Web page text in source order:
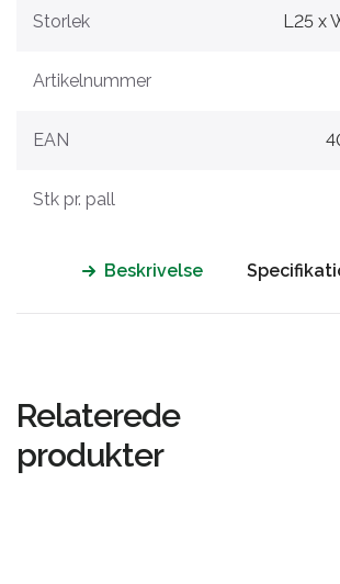
Storlek L25 x
Artikelnummer
EAN
Stk pr. pall
Beskrivelse
Relaterede
produkter